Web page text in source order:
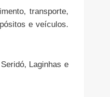
transporte,
e veículos.
Laginhas e